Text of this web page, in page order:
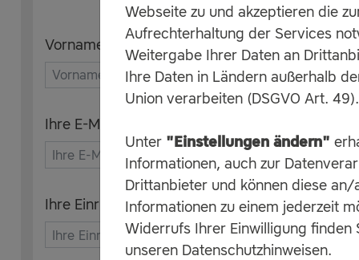
Vorname, Name
Ihre E-Mail
Ihre Einrichtung / Organisation
Webseite zu und akzeptieren die
Aufrechterhaltung der Services
Weitergabe Ihrer Daten an
Ihre Daten in Ländern außerhalb
Union verarbeiten (DSGVO Art. 49).
Unter "Einstellungen ändern"
Informationen, auch zur
Drittanbieter und können diese an/
Informationen zu einem jederzeit
Widerrufs Ihrer Einwilligung finden
unseren Datenschutzhinweisen.